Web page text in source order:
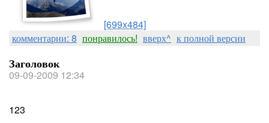
[699x484]
комментарии: 8 понравилось! вверх^ к полной версии
Заголовок
09-09-2009 12:34
123